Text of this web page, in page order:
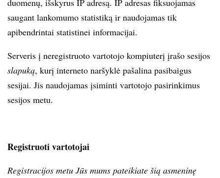
duomenų, išskyrus IP adresą. IP adresas fiksuojamas
saugant lankomumo statistiką ir naudojamas tik
apibendrintai statistinei informacijai.
Serveris į neregistruoto vartotojo kompiuterį įrašo sesijos
slapuką, kurį interneto naršyklė pašalina pasibaigus
sesijai. Jis naudojamas įsiminti vartotojo pasirinkimus
sesijos metu.
Registruoti vartotojai
Registracijos metu Jūs mums pateikiate šią asmeninę